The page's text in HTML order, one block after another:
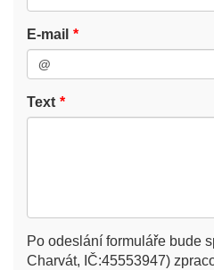
E-mail
Text
Po odeslání formuláře bude
Charvát, IČ:45553947)